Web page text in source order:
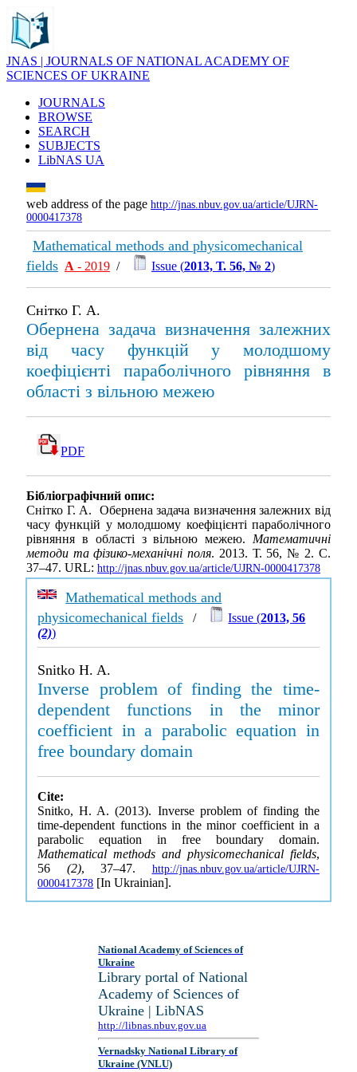
JNAS | JOURNALS OF NATIONAL ACADEMY OF
SCIENCES OF UKRAINE
JOURNALS
BROWSE
SEARCH
SUBJECTS
LibNAS UA
web address of the page http://jnas.nbuv.gov.ua/article/UJRN-
0000417378
Mathematical methods and physicomechanical
fields А - 2019 / Issue (2013, Т. 56, № 2)
Снітко Г. А.
Обернена задача визначення залежних
від часу функцій у молодшому
коефіцієнті параболічного рівняння в
області з вільною межею
PDF
Бібліографічний опис:
Снітко Г. А. Обернена задача визначення залежних від
часу функцій у молодшому коефіцієнті параболічного
рівняння в області з вільною межею. Математичні
методи та фізико-механічні поля. 2013. Т. 56, № 2. С.
37–47. URL: http://jnas.nbuv.gov.ua/article/UJRN-0000417378
Mathematical methods and
physicomechanical fields / Issue (2013, 56
(2))
Snitko H. A.
Inverse problem of finding the time-
dependent functions in the minor
coefficient in a parabolic equation in
free boundary domain
Cite:
Snitko, H. A. (2013). Inverse problem of finding the
time-dependent functions in the minor coefficient in a
parabolic equation in free boundary domain.
Mathematical methods and physicomechanical fields,
56 (2), 37–47. http://jnas.nbuv.gov.ua/article/UJRN-
0000417378 [In Ukrainian].
National Academy of Sciences of
Ukraine
Library portal of National
Academy of Sciences of
Ukraine | LibNAS
http://libnas.nbuv.gov.ua
Vernadsky National Library of
Ukraine (VNLU)